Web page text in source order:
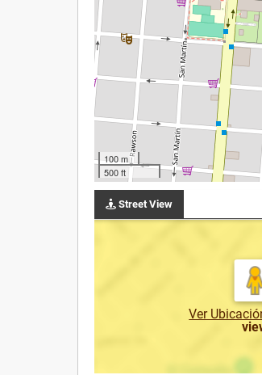
100 m
500 ft
Street View
Ver